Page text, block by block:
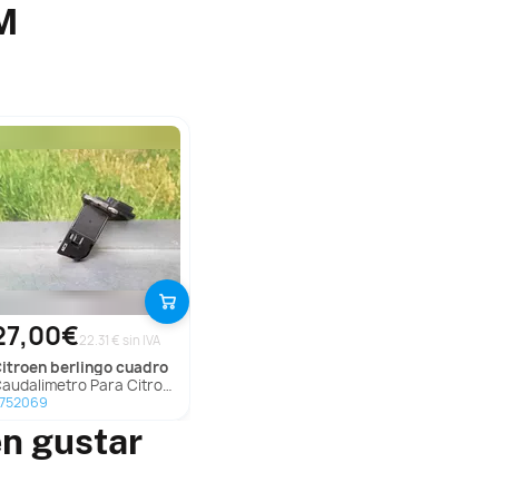
22.31 € sin IVA
citroen berlingo cuadro
Caudalimetro Para Citroen Berlingo Cuadro
gustar